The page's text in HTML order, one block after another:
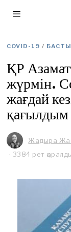
COVID-19 /
ҚР
жүрмін.
жағдай
қағылдым
Жадыра
3384 рет